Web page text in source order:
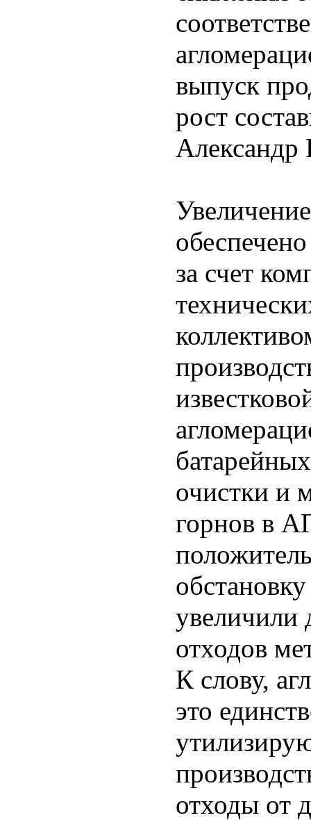
выпуск
рост
Александр
за счет
очистки и
горнов в
увеличили
отходов
К слову,
это
отходы от